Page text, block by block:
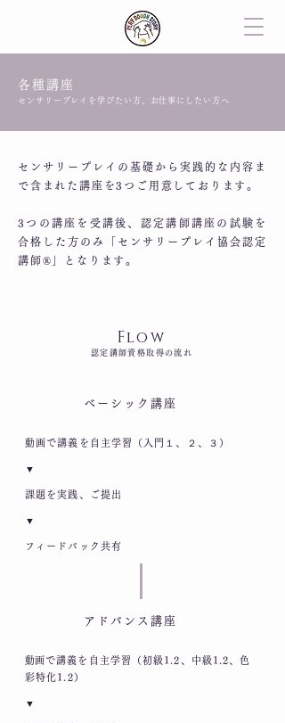
各種講座
センサリープレイを学びたい方、お仕事にしたい方へ
センサリープレイの基礎から実践的な内容ま
で含まれた講座を3つご用意しております。
3つの講座を受講後、認定講師講座の試験を
合格した方のみ「センサリープレイ協会認定
講師®︎」となります。
Flow
認定講師資格取得の流れ
ベーシック講座
動画で講義を自主学習（入門１、２、３）
​▼
課題を実践、ご提出
​▼
フィードバック共有
アドバンス講座
​動画で講義を自主学習（初級1.2、中級1.2、色
彩特化1.2）
​▼